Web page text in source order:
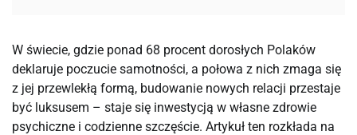
W świecie, gdzie ponad 68 procent dorosłych Polaków
deklaruje poczucie samotności, a połowa z nich zmaga się
z jej przewlekłą formą, budowanie nowych relacji przestaje
być luksusem – staje się inwestycją w własne zdrowie
psychiczne i codzienne szczęście. Artykuł ten rozkłada na